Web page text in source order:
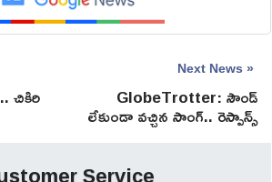
చికిరి
Next News »
GlobeTrotter: సౌండ్
లేకుండా వచ్చిన సాంగ్.. రెస్పాన్స్
ఎలా ఉంది?